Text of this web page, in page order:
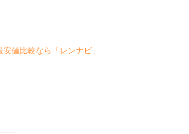
値比較なら「レンナビ」